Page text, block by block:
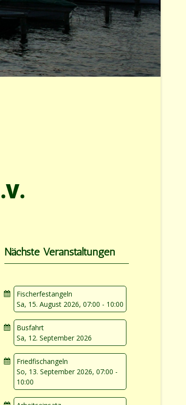
Nächste Veranstaltungen
Fischerfestangeln
Sa, 15. August 2026, 07:00 - 10:00
Busfahrt
Sa, 12. September 2026
Friedfischangeln
So, 13. September 2026, 07:00 -
10:00